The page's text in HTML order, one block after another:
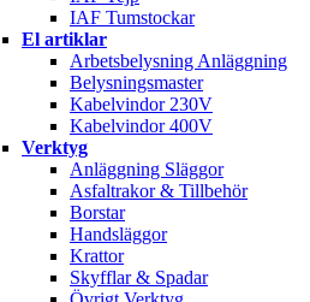
IAF Tumstockar
El artiklar
Arbetsbelysning Anläggning
Belysningsmaster
Kabelvindor 230V
Kabelvindor 400V
Verktyg
Anläggning Släggor
Asfaltrakor & Tillbehör
Borstar
Handsläggor
Krattor
Skyfflar & Spadar